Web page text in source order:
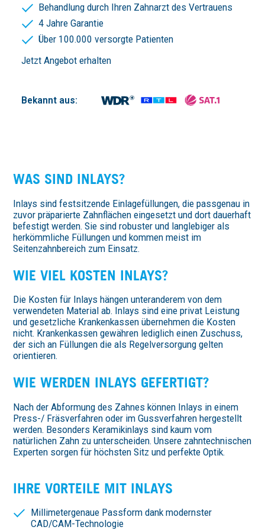
Behandlung durch Ihren Zahnarzt des Vertrauens
4 Jahre Garantie
Über 100.000 versorgte Patienten
Jetzt Angebot erhalten
Bekannt aus:
WAS SIND INLAYS?
Inlays sind festsitzende Einlagefüllungen, die passgenau in
zuvor präparierte Zahnflächen eingesetzt und dort dauerhaft
befestigt werden. Sie sind robuster und langlebiger als
herkömmliche Füllungen und kommen meist im
Seitenzahnbereich zum Einsatz.
WIE VIEL KOSTEN INLAYS?
Die Kosten für Inlays hängen unteranderem von dem
verwendeten Material ab. Inlays sind eine privat Leistung
und gesetzliche Krankenkassen übernehmen die Kosten
nicht. Krankenkassen gewähren lediglich einen Zuschuss,
der sich an Füllungen die als Regelversorgung gelten
orientieren.
WIE WERDEN INLAYS GEFERTIGT?
Nach der Abformung des Zahnes können Inlays in einem
Press-/ Fräsverfahren oder im Gussverfahren hergestellt
werden. Besonders Keramikinlays sind kaum vom
natürlichen Zahn zu unterscheiden. Unsere zahntechnischen
Experten sorgen für höchsten Sitz und perfekte Optik.
IHRE VORTEILE MIT INLAYS
Millimetergenaue Passform dank modernster
CAD/CAM-Technologie